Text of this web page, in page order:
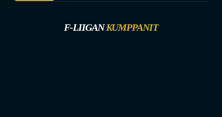
F-LIIGANKUMPPANIT